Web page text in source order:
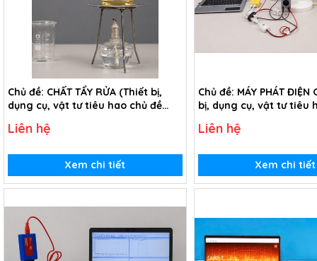
Chủ đề: CHẤT TẨY RỬA (Thiết bị,
dụng cụ, vật tư tiêu hao chủ đề
Liên hệ
Xem chi tiết
Chủ đề: MÁY PHÁT ĐIỆN
bị, dụng cụ, vật tư tiêu
Liên hệ
Xem chi tiết